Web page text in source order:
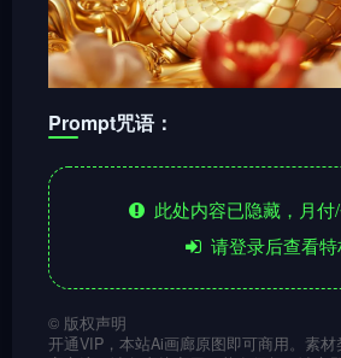
Prompt咒语：
此处内容已隐藏，月付
请登录后查看特
© 版权声明
开通VIP，本站Ai画廊原图即可商用。素